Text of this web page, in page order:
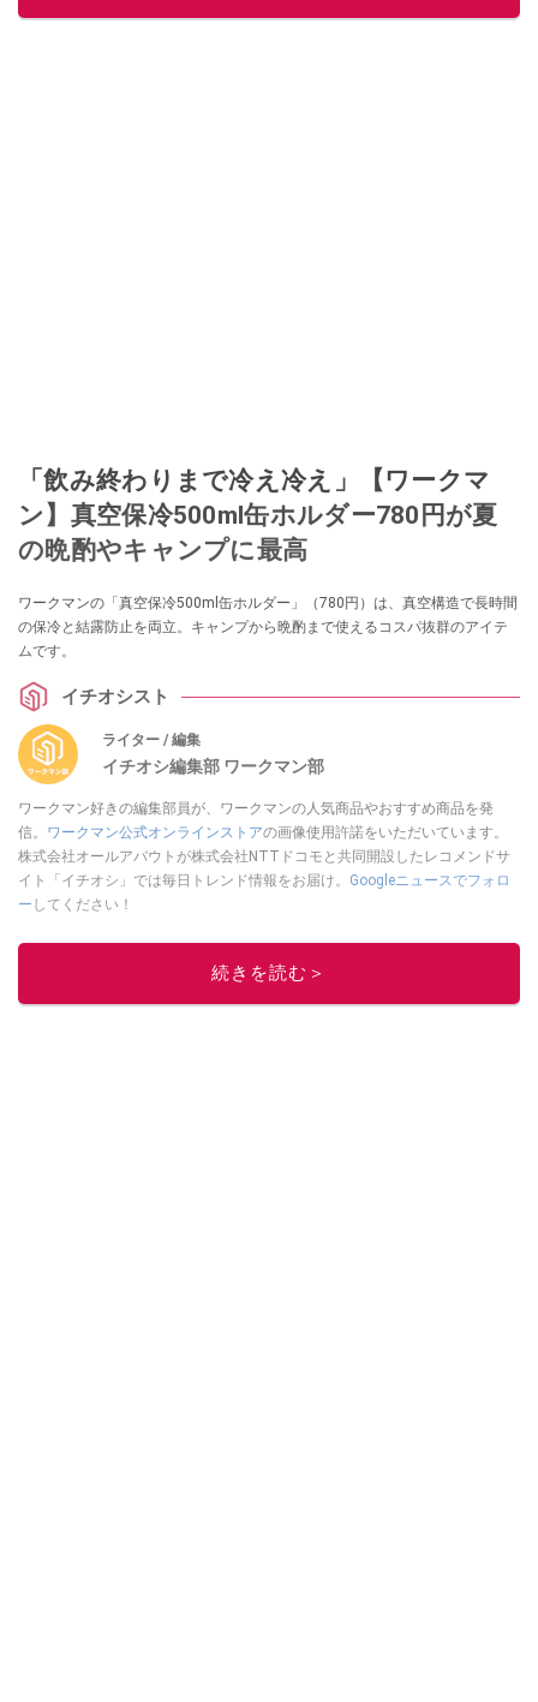
「飲み終わりまで冷え冷え」【ワークマ
ン】真空保冷500ml缶ホルダー780円が夏
の晩酌やキャンプに最高
ワークマンの「真空保冷500ml缶ホルダー」（780円）は、真空構造で長時間
の保冷と結露防止を両立。キャンプから晩酌まで使えるコスパ抜群のアイテ
ムです。
イチオシスト
ライター / 編集
イチオシ編集部 ワークマン部
ワークマン好きの編集部員が、ワークマンの人気商品やおすすめ商品を発
信。 ワークマン公式オンラインストアの画像使用許諾をいただいています。
株式会社オールアバウトが株式会社NTTドコモと共同開設したレコメンドサ
イト「イチオシ」では毎日トレンド情報をお届け。 Googleニュースでフォロ
ー してください！
このイチオシストの他の記事を読む
続きを読む＞